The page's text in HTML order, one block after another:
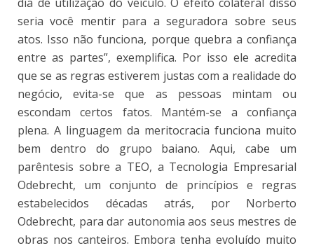
seria você mentir para a seguradora sobre seus
atos. Isso não funciona, porque quebra a confiança
entre as partes”, exemplifica. Por isso ele acredita
que se as regras estiverem justas com a realidade do
negócio, evita-se que as pessoas mintam ou
escondam certos fatos. Mantém-se a confiança
plena. A linguagem da meritocracia funciona muito
bem dentro do grupo baiano. Aqui, cabe um
parêntesis sobre a TEO, a Tecnologia Empresarial
Odebrecht, um conjunto de princípios e regras
estabelecidos décadas atrás, por Norberto
Odebrecht, para dar autonomia aos seus mestres de
obras nos canteiros. Embora tenha evoluído muito